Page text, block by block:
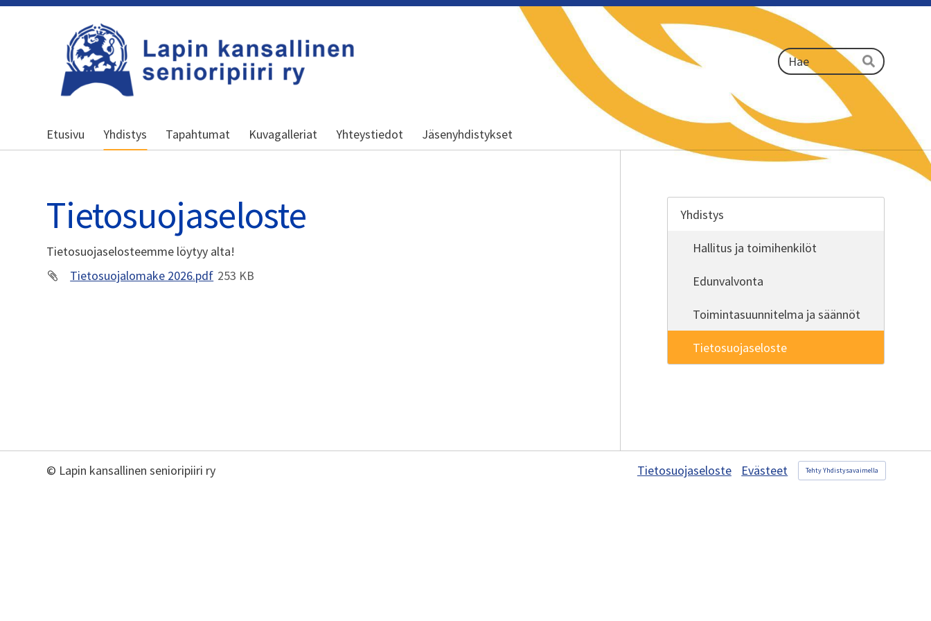
Lapin kansallinen senioripiiri ry
Haku
Hae
Etusivu Yhdistys Tapahtumat Kuvagalleriat Yhteystiedot Jäsenyhdistykset
Tietosuojaseloste
Tietosuojaselosteemme löytyy alta!
Tietosuojalomake 2026.pdf 253 KB
Yhdistys
Hallitus ja toimihenkilöt
Edunvalvonta
Toimintasuunnitelma ja säännöt
Tietosuojaseloste
© Lapin kansallinen senioripiiri ry Tietosuojaseloste Evästeet Tehty Yhdistysavaimella